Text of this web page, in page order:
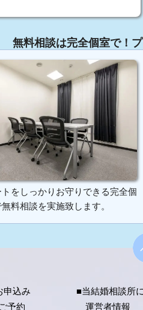
無料相談は完全個室で！
をしっかりお守りできる完全個
料相談を実施致します。
申込み
予約
■当結婚相談所
運営者情報